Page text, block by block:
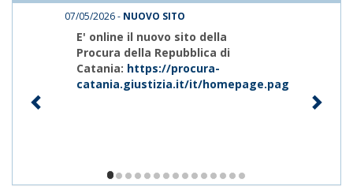
07/05/2026 - NUOVO SITO
E' online il nuovo sito della
Procura della Repubblica di
Catania: https://procura-
catania.giustizia.it/it/homepage.page
1/15